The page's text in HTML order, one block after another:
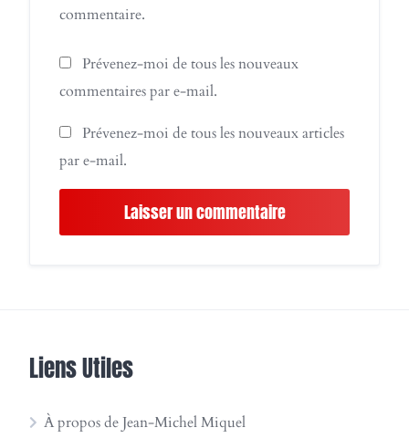
commentaire.
Prévenez-moi de tous les nouveaux
commentaires par e-mail.
Prévenez-moi de tous les nouveaux articles
par e-mail.
Liens Utiles
À propos de Jean-Michel Miquel